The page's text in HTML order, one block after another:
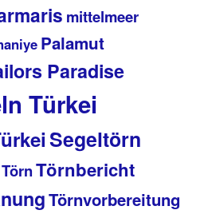
mittelmeer
Palamut
Paradise
Türkei
Segeltörn
TörnTörnbericht
Törnvorbereitung